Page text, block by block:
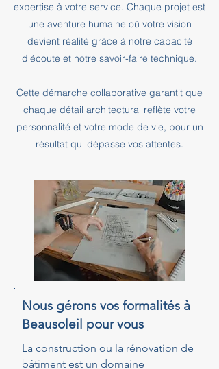
expertise à votre service. Chaque projet est
une aventure humaine où votre vision
devient réalité grâce à notre capacité
d'écoute et notre savoir-faire technique.
Cette démarche collaborative garantit que
chaque détail architectural reflète votre
personnalité et votre mode de vie, pour un
résultat qui dépasse vos attentes.
Nous gérons vos formalités à
Beausoleil pour vous
La construction ou la rénovation de
bâtiment est un domaine